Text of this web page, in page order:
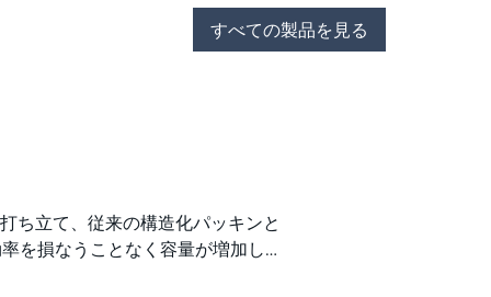
すべての製品を見る
ち立て、従来の構造化パッキンと
を損なうことなく容量が増加し、